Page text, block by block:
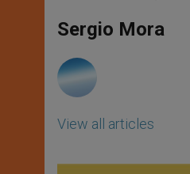
p
p
g
e
o
k
Sergio Mora
View all articles